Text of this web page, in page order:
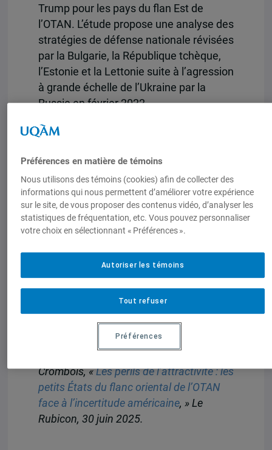
Trump pour les pays du flan Est de
l’OTAN. L’étude propose une analyse des
stratégies de défense nationale révisées
par la Bulgarie, la République tchèque,
l’Estonie et la Lettonie suite à l’agression
à grande échelle de l’Ukraine par la
Russie en février 2022.
Consulter son analyse
Cette publication est tirée d’une
conférence « Quel plan B ? Refonder la
politique étrangère face à la politique
prédatrice de l’administration Trump »,
organisée par le Réseau d’analyse
stratégique, l’Institut d’études
internationales de Montréal (IEIM)
Rubicon, dans le cadre des Rendez-vous
Gérin-Lajoie, à l’UQAM, le 7 avril 2025.
L’article est publié en intégralité sur le
Crombois, «Les périls de l’attractivité : les
petits États du flanc oriental de l’OTAN
face à l’incertitude américaine, » Le
Rubicon, 30 juin 2025.
Préférences en matière de témoins
Nous utilisons des témoins (cookies) afin de collecter des
informations qui nous permettent d’améliorer votre expérience
sur le site, de vous proposer des contenus vidéo, d’analyser les
statistiques de fréquentation, etc. Vous pouvez personnaliser
votre choix en sélectionnant « Préférences ».
Tout refuser
Autoriser les témoins
Préférences